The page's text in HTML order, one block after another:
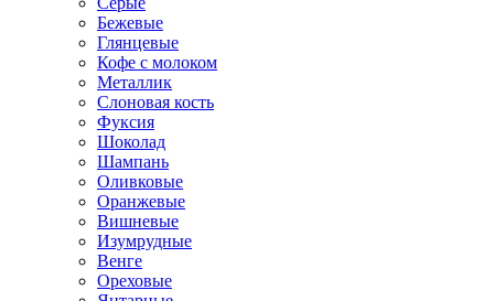
Бежевые
Глянцевые
Кофе с молоком
Металлик
Слоновая кость
Фуксия
Шоколад
Шампань
Оливковые
Оранжевые
Вишневые
Изумрудные
Венге
Ореховые